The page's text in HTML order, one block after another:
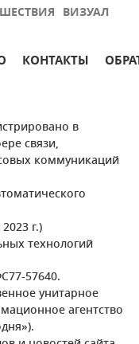
ВИЗУАЛ
КОНТАКТЫ
в
связи,
коммуникаций
г.)
технологий
57640.
унитарное
агентство